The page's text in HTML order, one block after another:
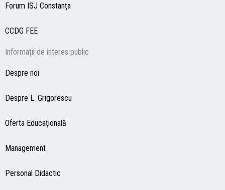
Forum ISJ Constanţa
CCDG FEE
Informații de interes public
Despre noi
Despre L. Grigorescu
Oferta Educaţională
Management
Personal Didactic